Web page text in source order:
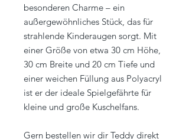
besonderen Charme – ein
außergewöhnliches Stück, das für
strahlende Kinderaugen sorgt. Mit
einer Größe von etwa 30 cm Höhe,
30 cm Breite und 20 cm Tiefe und
einer weichen Füllung aus Polyacryl
ist er der ideale Spielgefährte für
kleine und große Kuschelfans.
Gern bestellen wir dir Teddy direkt